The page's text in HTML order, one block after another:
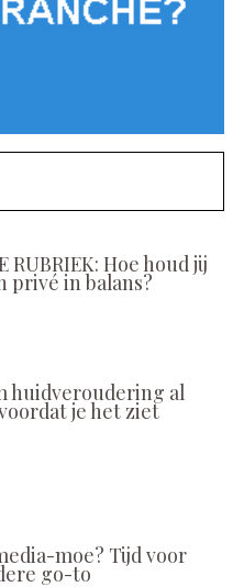
RUBRIEK: Hoe houd jij
privé in balans?
huidveroudering al
je het ziet
moe? Tijd voor
go-to